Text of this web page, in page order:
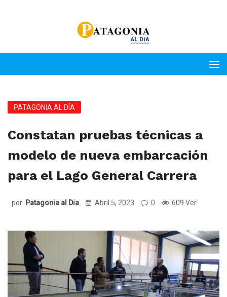
PATAGONIA AL DÍA
Constatan pruebas técnicas a
modelo de nueva embarcación
para el Lago General Carrera
por: Patagonia al Dia Abril 5, 2023 0 609 Ver